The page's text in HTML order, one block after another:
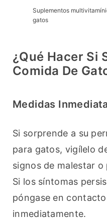
Suplementos
gatos
¿Qué Hacer Si
Comida De
Medidas
Si sorprende a su
para gatos, vigílelo
signos de malestar
Si los síntomas
póngase en
inmediatamente.